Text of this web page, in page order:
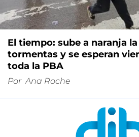
El tiempo: sube a naranja
tormentas y se esperan
toda la PBA
Por Ana Roche